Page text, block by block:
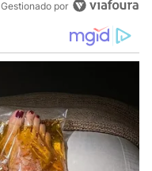
Gestionado por